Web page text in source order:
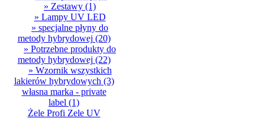
» Zestawy (1)
» Lampy UV LED
» specjalne płyny do
metody hybrydowej (20)
» Potrzebne produkty do
metody hybrydowej (22)
» Wzornik wszystkich
lakierów hybrydowych (3)
własna marka - private
label (1)
Żele Profi Zele UV